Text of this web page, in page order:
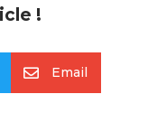
!
 Email